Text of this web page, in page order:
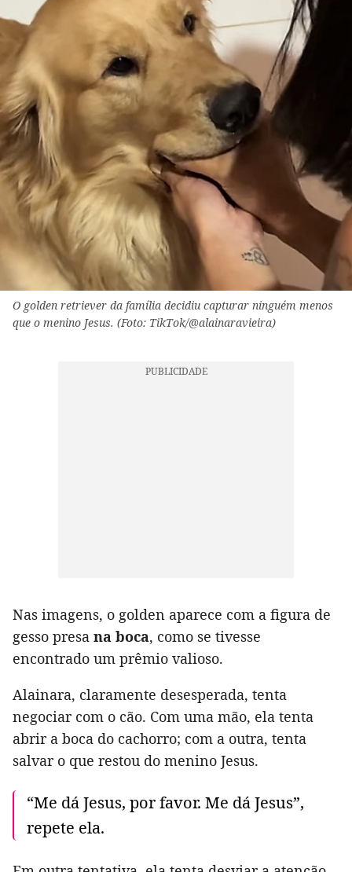
O golden retriever da família decidiu capturar ninguém menos
que o menino Jesus. (Foto: TikTok/@alainaravieira)
Nas imagens, o golden aparece com a figura de
gesso presa na boca, como se tivesse
encontrado um prêmio valioso.
Alainara, claramente desesperada, tenta
negociar com o cão. Com uma mão, ela tenta
abrir a boca do cachorro; com a outra, tenta
salvar o que restou do menino Jesus.
“Me dá Jesus, por favor. Me dá Jesus”,
repete ela.